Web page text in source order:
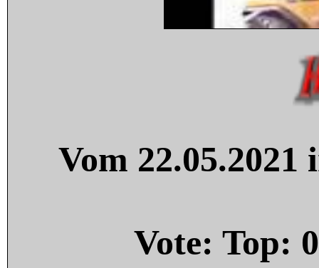
Vom
Vote: Top: 0